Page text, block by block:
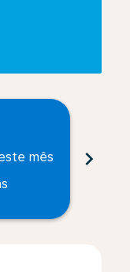
mês
chevron_right